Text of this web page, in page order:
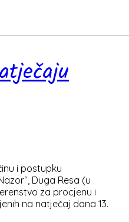
i postupku
Duga Resa (u
za procjenu i
na natječaj dana 13.